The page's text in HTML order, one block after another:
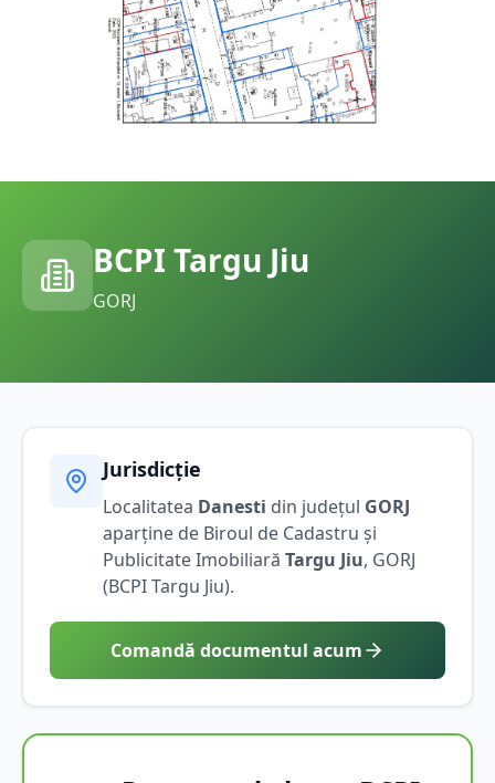
BCPI Targu Jiu
GORJ
Jurisdicție
Localitatea Danesti din județul GORJ
aparține de Biroul de Cadastru și
Publicitate Imobiliară Targu Jiu, GORJ
(BCPITargu Jiu).
Comandă documentul acum